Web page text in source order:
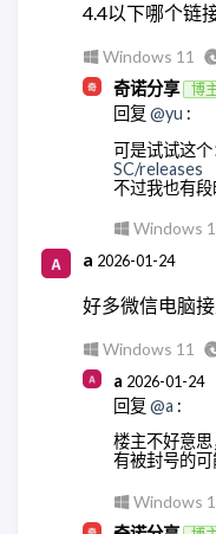
Android
4.4以下哪个链
Windows 11
奇诺分享
博
回复 @yu :
可是试试这个
SC/releases
不过我也有段
Windows
a 2026-01-24
好多微信电脑
Windows 11
a 2026-01-24
回复 @a :
楼主不好意思
有被封号的
Windows